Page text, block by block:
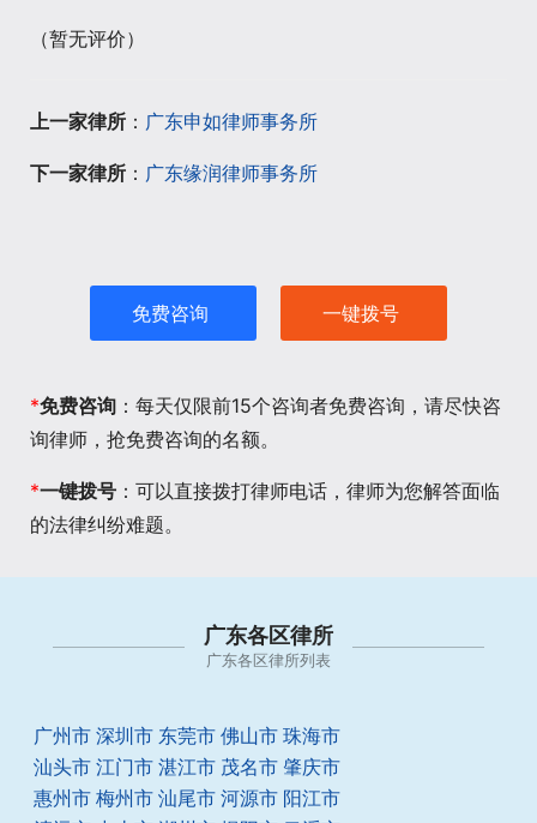
（暂无评价）
上一家律所 ： 广东申如律师事务所
下一家律所 ： 广东缘润律师事务所
免费咨询 一键拨号
*免费咨询 ：每天仅限前15个咨询者免费咨询，请尽快咨
询律师，抢免费咨询的名额。
*一键拨号 ：可以直接拨打律师电话，律师为您解答面临
的法律纠纷难题。
广东各区律所
广东各区律所列表
广州市 深圳市 东莞市 佛山市 珠海市
汕头市 江门市 湛江市 茂名市 肇庆市
惠州市 梅州市 汕尾市 河源市 阳江市